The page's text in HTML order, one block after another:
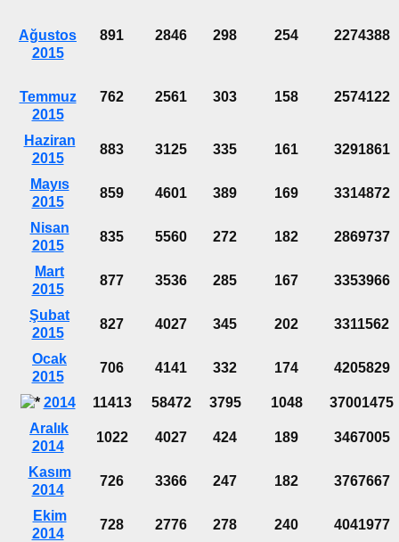
Ağustos
2015
891 2846 298 254 2274388
Temmuz
2015
762 2561 303 158 2574122
Haziran
2015
883 3125 335 161 3291861
Mayıs
2015
859 4601 389 169 3314872
Nisan
2015
835 5560 272 182 2869737
Mart
2015
877 3536 285 167 3353966
Şubat
2015
827 4027 345 202 3311562
Ocak
2015
706 4141 332 174 4205829
2014 11413 58472 3795 1048
37001475
Aralık
2014
1022 4027 424 189 3467005
Kasım
2014
726 3366 247 182 3767667
Ekim
2014
728 2776 278 240 4041977